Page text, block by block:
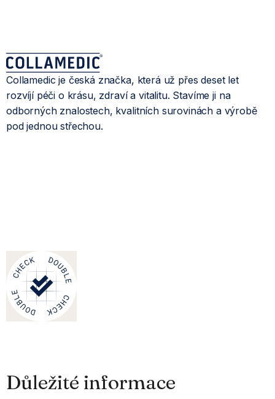
Collamedic je česká značka, která už přes deset let
rozvíjí péči o krásu, zdraví a vitalitu. Stavíme ji na
odborných znalostech, kvalitních surovinách a výrobě
pod jednou střechou.
Důležité informace